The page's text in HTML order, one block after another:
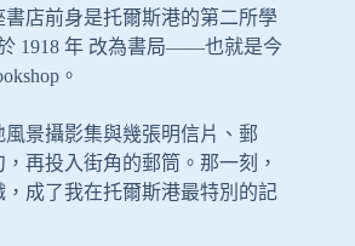
店前身是托爾斯港的第二所學
1918 年 改為書局——也就是今
。
景攝影集與幾張明信片、郵
再投入街角的郵筒。那一刻，
成了我在托爾斯港最特別的記